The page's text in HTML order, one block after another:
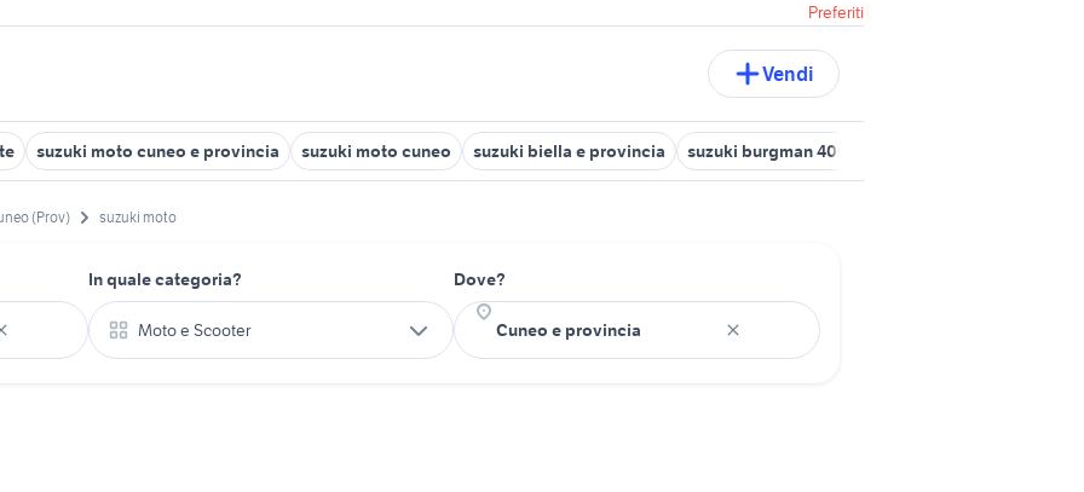
Preferiti
Vendi
suzuki moto cuneo e provincia suzuki moto cuneo suzuki biella e provincia suzuki burgman 400 moto Piemonte
(Prov) suzuki moto
In quale categoria?
Moto e Scooter
Dove?